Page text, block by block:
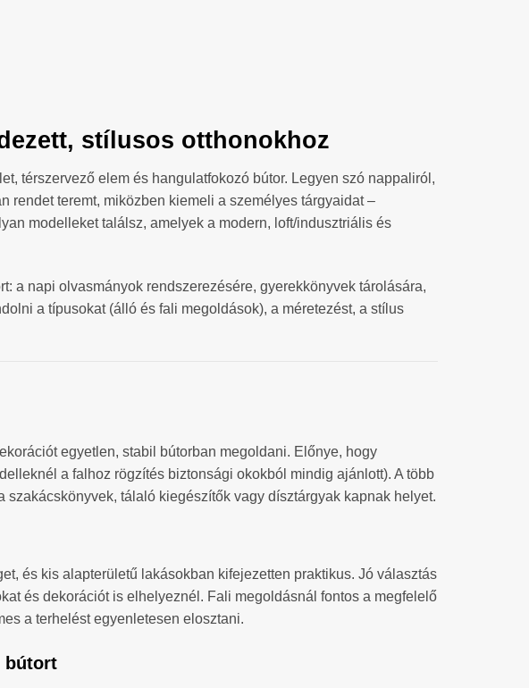
stílusos otthonokhoz
térszervező elem és hangulatfokozó bútor. Legyen szó nappaliról,
rendet teremt, miközben kiemeli a személyes tárgyaidat –
modelleket találsz, amelyek a modern, loft/indusztriális és
a napi olvasmányok rendszerezésére, gyerekkönyvek tárolására,
a típusokat (álló és fali megoldások), a méretezést, a stílus
egyetlen, stabil bútorban megoldani. Előnye, hogy
a falhoz rögzítés biztonsági okokból mindig ajánlott). A több
tálaló kiegészítők vagy dísztárgyak kapnak helyet.
és kis alapterületű lakásokban kifejezetten praktikus. Jó választás
és dekorációt is elhelyeznél. Fali megoldásnál fontos a megfelelő
a terhelést egyenletesen elosztani.
bútort